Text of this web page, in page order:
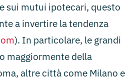
sui mutui ipotecari, questo
a invertire la tendenza
)​. In particolare, le grandi
maggiormente della
altre città come Milano e